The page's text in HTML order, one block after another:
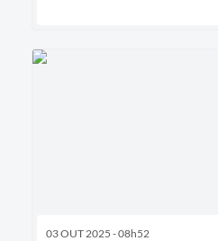
03 OUT 2025 - 08h52